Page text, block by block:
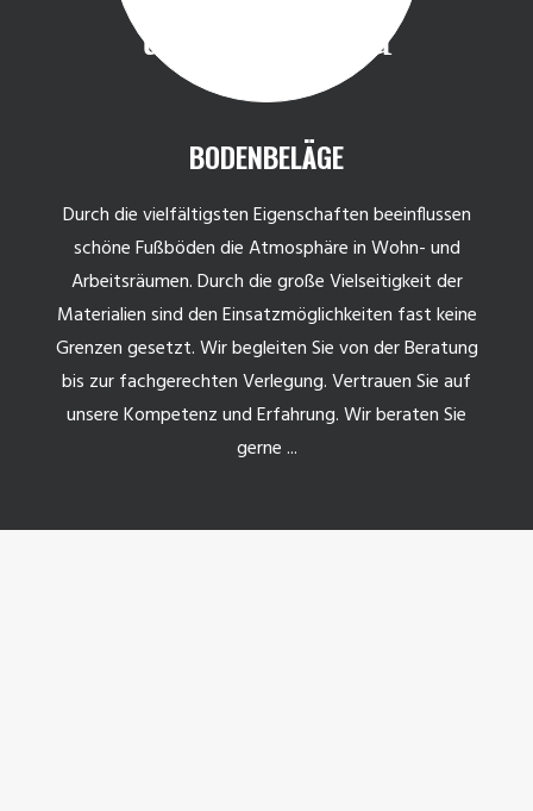
BODENBELÄGE
Durch die vielfältigsten Eigenschaften beeinflussen
schöne Fußböden die Atmosphäre in Wohn- und
Arbeitsräumen. Durch die große Vielseitigkeit der
Materialien sind den Einsatzmöglichkeiten fast keine
Grenzen gesetzt. Wir begleiten Sie von der Beratung
bis zur fachgerechten Verlegung. Vertrauen Sie auf
unsere Kompetenz und Erfahrung. Wir beraten Sie
gerne ...